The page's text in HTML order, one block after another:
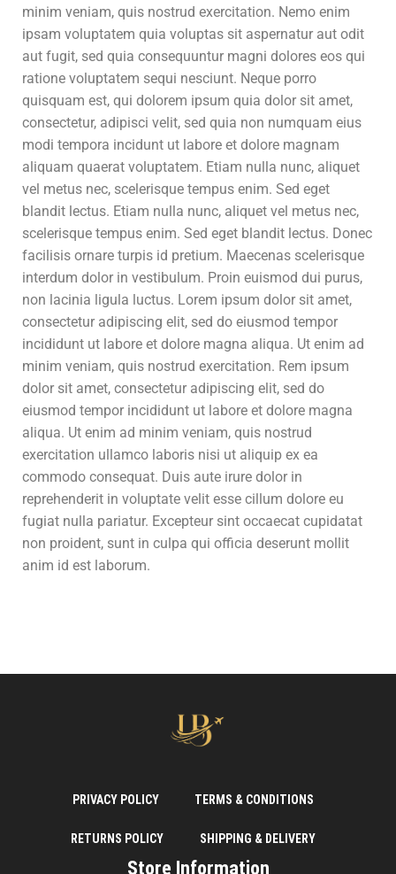
minim veniam, quis nostrud exercitation. Nemo enim
ipsam voluptatem quia voluptas sit aspernatur aut odit
aut fugit, sed quia consequuntur magni dolores eos qui
ratione voluptatem sequi nesciunt. Neque porro
quisquam est, qui dolorem ipsum quia dolor sit amet,
consectetur, adipisci velit, sed quia non numquam eius
modi tempora incidunt ut labore et dolore magnam
aliquam quaerat voluptatem. Etiam nulla nunc, aliquet
vel metus nec, scelerisque tempus enim. Sed eget
blandit lectus. Etiam nulla nunc, aliquet vel metus nec,
scelerisque tempus enim. Sed eget blandit lectus. Donec
facilisis ornare turpis id pretium. Maecenas scelerisque
interdum dolor in vestibulum. Proin euismod dui purus,
non lacinia ligula luctus. Lorem ipsum dolor sit amet,
consectetur adipiscing elit, sed do eiusmod tempor
incididunt ut labore et dolore magna aliqua. Ut enim ad
minim veniam, quis nostrud exercitation. Rem ipsum
dolor sit amet, consectetur adipiscing elit, sed do
eiusmod tempor incididunt ut labore et dolore magna
aliqua. Ut enim ad minim veniam, quis nostrud
exercitation ullamco laboris nisi ut aliquip ex ea
commodo consequat. Duis aute irure dolor in
reprehenderit in voluptate velit esse cillum dolore eu
fugiat nulla pariatur. Excepteur sint occaecat cupidatat
non proident, sunt in culpa qui officia deserunt mollit
anim id est laborum.
PRIVACY POLICY TERMS & CONDITIONS
RETURNS POLICY SHIPPING & DELIVERY
Store Information